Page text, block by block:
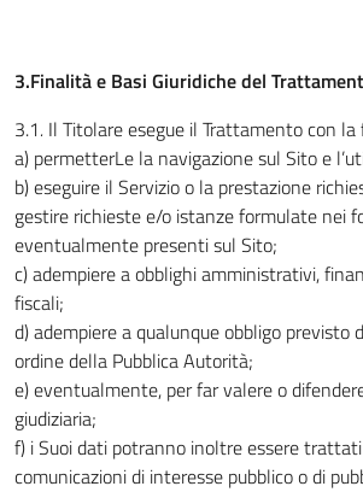
3.Finalità e Basi Giuridiche del
3.1. Il Titolare esegue il Trattamento con
a) permetterLe la navigazione sul Sito e
b) eseguire il Servizio o la prestazione
gestire richieste e/o istanze formulate nei
eventualmente presenti sul Sito;
c) adempiere a obblighi amministrativi,
fiscali;
d) adempiere a qualunque obbligo previsto
ordine della Pubblica Autorità;
e) eventualmente, per far valere o
giudiziaria;
f) i Suoi dati potranno inoltre essere
comunicazioni di interesse pubblico o di